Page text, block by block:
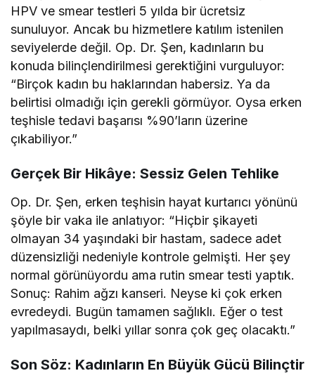
HPV ve smear testleri 5 yılda bir ücretsiz
sunuluyor. Ancak bu hizmetlere katılım istenilen
seviyelerde değil. Op. Dr. Şen, kadınların bu
konuda bilinçlendirilmesi gerektiğini vurguluyor:
“Birçok kadın bu haklarından habersiz. Ya da
belirtisi olmadığı için gerekli görmüyor. Oysa erken
teşhisle tedavi başarısı %90’ların üzerine
çıkabiliyor.”
Gerçek Bir Hikâye: Sessiz Gelen Tehlike
Op. Dr. Şen, erken teşhisin hayat kurtarıcı yönünü
şöyle bir vaka ile anlatıyor: “Hiçbir şikayeti
olmayan 34 yaşındaki bir hastam, sadece adet
düzensizliği nedeniyle kontrole gelmişti. Her şey
normal görünüyordu ama rutin smear testi yaptık.
Sonuç: Rahim ağzı kanseri. Neyse ki çok erken
evredeydi. Bugün tamamen sağlıklı. Eğer o test
yapılmasaydı, belki yıllar sonra çok geç olacaktı.”
Son Söz: Kadınların En Büyük Gücü Bilinçtir